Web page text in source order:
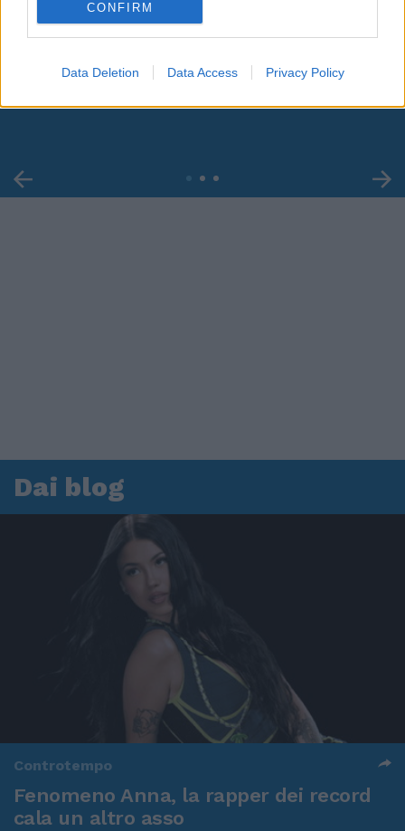
CONFIRM
Data Deletion Data Access Privacy Policy
Leonardo Maria Del Vecchio dall'ex compagna
Dai blog
Controtempo
Fenomeno Anna, la rapper dei record
cala un altro asso